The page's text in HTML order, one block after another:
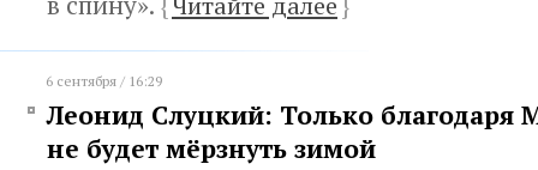
6 сентября / 16:29
Леонид Слуцкий: Только благодаря
не будет мёрзнуть зимой